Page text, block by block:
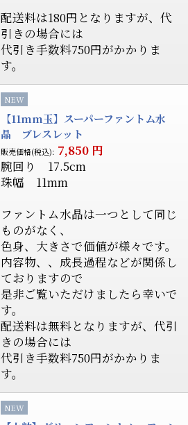
配送料は180円となりますが、代
引きの場合には
代引き手数料750円がかかりま
す。
NEW
【11mm玉】スーパーファントム水
晶 ブレスレット
販売価格(税込): 7,850 円
腕回り 17.5cm
珠幅 11mm
ファントム水晶は一つとして同じ
ものがなく、
色身、大きさで価値が様々です。
内容物、、成長過程などが関係し
ておりますので
是非ご覧いただけましたら幸いで
す。
配送料は無料となりますが、代引
きの場合には
代引き手数料750円がかかりま
す。
NEW